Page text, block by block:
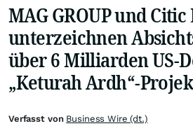
MAG GROUP und
unterzeichnen
über 6 Milliarden US-
„Keturah Ardh“-
Verfasst von Business Wire (dt.)